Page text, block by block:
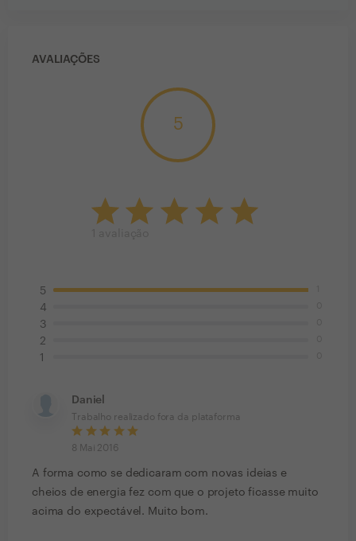
AVALIAÇÕES
5
5
4
3
2
1
Daniel
Trabalho realizado fora da plataforma
8 Mai 2016
A forma como se dedicaram com novas ideias e
cheios de energia fez com que o projeto ficasse muito
acima do expectável. Muito bom.